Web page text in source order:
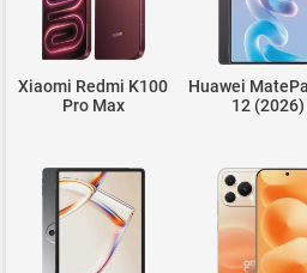
Xiaomi Redmi K100
Pro Max
Huawei
12 (2026)